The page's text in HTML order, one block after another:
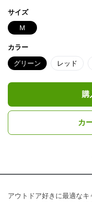
サイズ
M
カラー
グリーン レッド
購
カ
アウトドア好きに最適な